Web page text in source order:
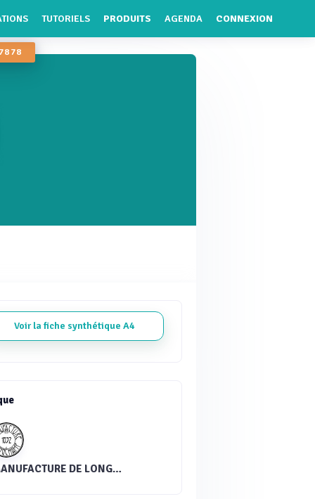
TUTORIELS PRODUITS AGENDA CONNEXION
78
Voir la fiche synthétique A4
MANUFACTURE DE LONGCHAMP®